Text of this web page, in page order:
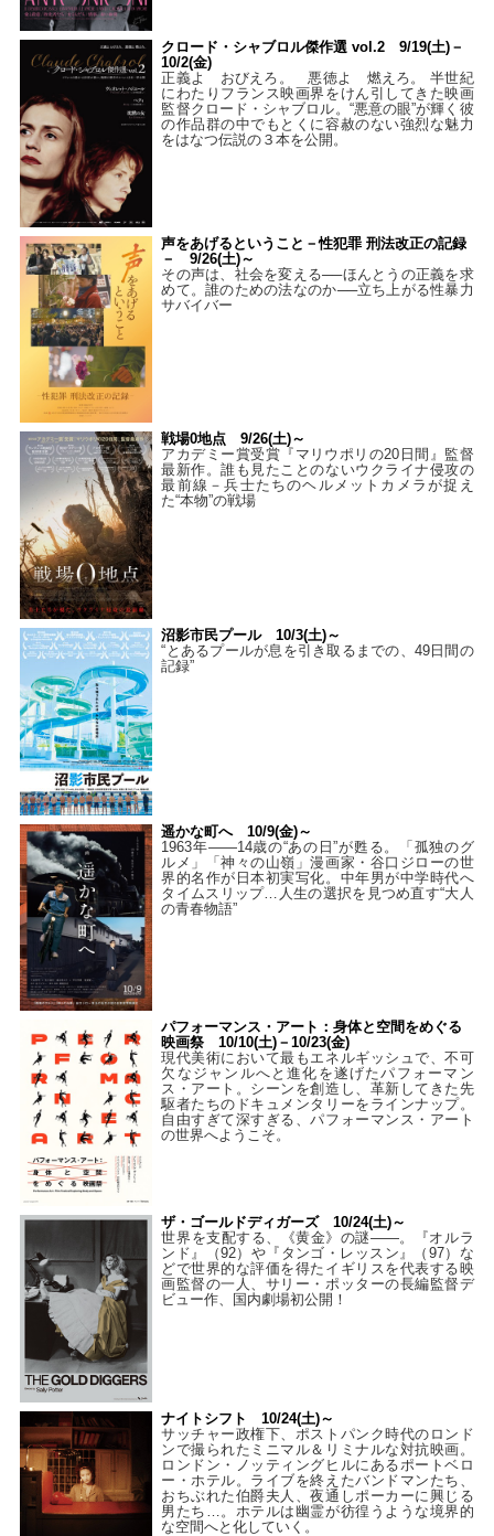
クロード・シャブロル傑作選 vol.2 9/19(土)－
10/2(金)
正義よ おびえろ。 悪徳よ 燃えろ。 半世紀
にわたりフランス映画界をけん引してきた映画
監督クロード・シャブロル。“悪意の眼”が輝く彼
の作品群の中でもとくに容赦のない強烈な魅力
をはなつ伝説の３本を公開。
声をあげるということ－性犯罪 刑法改正の記録
－ 9/26(土)～
その声は、社会を変える──ほんとうの正義を求
めて。誰のための法なのか──立ち上がる性暴力
サバイバー
戦場0地点 9/26(土)～
アカデミー賞受賞『マリウポリの20日間』監督
最新作。誰も見たことのないウクライナ侵攻の
最前線－兵士たちのヘルメットカメラが捉え
た“本物”の戦場
沼影市民プール 10/3(土)～
“とあるプールが息を引き取るまでの、49日間の
記録”
遥かな町へ 10/9(金)～
1963年――14歳の“あの日”が甦る。「孤独のグ
ルメ」「神々の山嶺」漫画家・谷口ジローの世
界的名作が日本初実写化。中年男が中学時代へ
タイムスリップ…人生の選択を見つめ直す“大人
の青春物語”
パフォーマンス・アート：身体と空間をめぐる
映画祭 10/10(土)－10/23(金)
現代美術において最もエネルギッシュで、不可
欠なジャンルへと進化を遂げたパフォーマン
ス・アート。シーンを創造し、革新してきた先
駆者たちのドキュメンタリーをラインナップ。
自由すぎて深すぎる、パフォーマンス・アート
の世界へようこそ。
ザ・ゴールドディガーズ 10/24(土)～
世界を支配する、《黄金》の謎――。『オルラ
ンド』（92）や『タンゴ・レッスン』（97）な
どで世界的な評価を得たイギリスを代表する映
画監督の一人、サリー・ポッターの長編監督デ
ビュー作、国内劇場初公開！
ナイトシフト 10/24(土)～
サッチャー政権下、ポストパンク時代のロンド
ンで撮られたミニマル＆リミナルな対抗映画。
ロンドン・ノッティングヒルにあるポートベロ
ー・ホテル。ライブを終えたバンドマンたち、
おちぶれた伯爵夫人、夜通しポーカーに興じる
男たち…。ホテルは幽霊が彷徨うような境界的
な空間へと化していく。